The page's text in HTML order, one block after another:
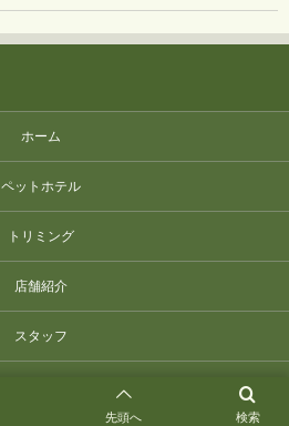
ホーム
ペットホテル
トリミング
店舗紹介
スタッフ
検索
先頭へ